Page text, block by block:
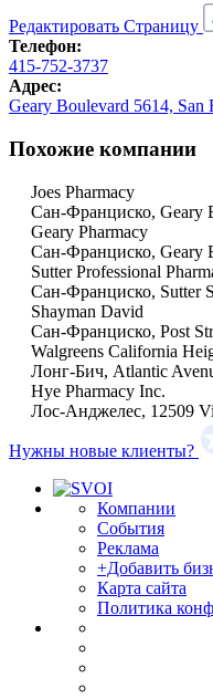
Редактировать Страницу
Телефон:
415-752-3737
Адрес:
Geary Boulevard 5614, San
Похожие компании
Joes Pharmacy
Сан-Франциско, Geary
Geary Pharmacy
Сан-Франциско, Geary
Sutter Professional
Сан-Франциско, Sutter
Shayman David
Сан-Франциско, Post
Walgreens California
Лонг-Бич, Atlantic
Hye Pharmacy Inc.
Лос-Анджелес, 12509
Нужны новые клиенты?
Компании
События
Реклама
+Добавить
Карта сайта
Политика